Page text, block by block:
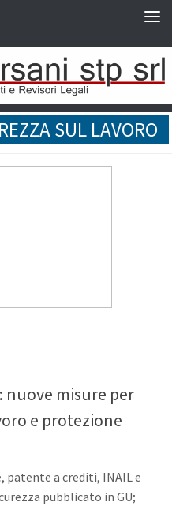
SUL LAVORO
nuove misure per
e protezione
patente a crediti, INAIL e
pubblicato in GU;